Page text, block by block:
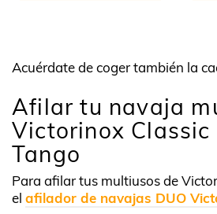
Acuérdate de coger también la
Afilar tu navaja
Victorinox Classic
Tango
Para afilar tus multiusos de
el afilador de navajas DUO